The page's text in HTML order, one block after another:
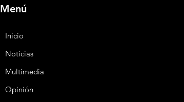
Menú
Inicio
Noticias
Multimedia
Opinión